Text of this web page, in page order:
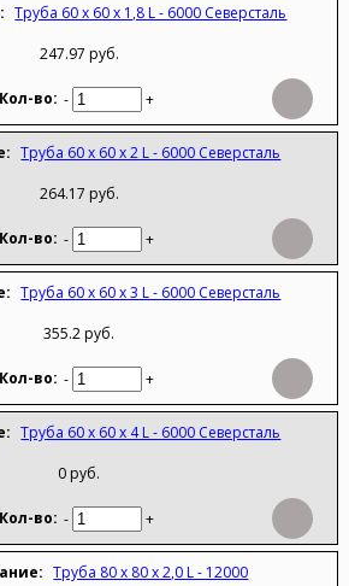
Труба 60 х 60 х 1,8 L - 6000 Северсталь
247.97 руб.
- +
Труба 60 х 60 х 2 L - 6000 Северсталь
264.17 руб.
- +
Труба 60 х 60 х 3 L - 6000 Северсталь
355.2 руб.
- +
Труба 60 х 60 х 4 L - 6000 Северсталь
0 руб.
- +
Труба 80 х 80 х 2,0 L - 12000